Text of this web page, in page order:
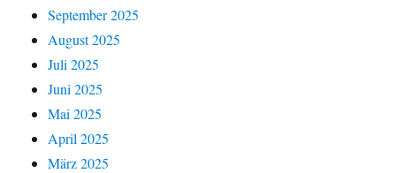
September 2025
August 2025
Juli 2025
Juni 2025
Mai 2025
April 2025
März 2025